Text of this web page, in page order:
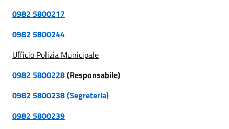
0982 5800217
0982 5800244
Ufficio Polizia Municipale
0982 5800228(Responsabile)
0982 5800238 (Segreteria)
0982 5800239